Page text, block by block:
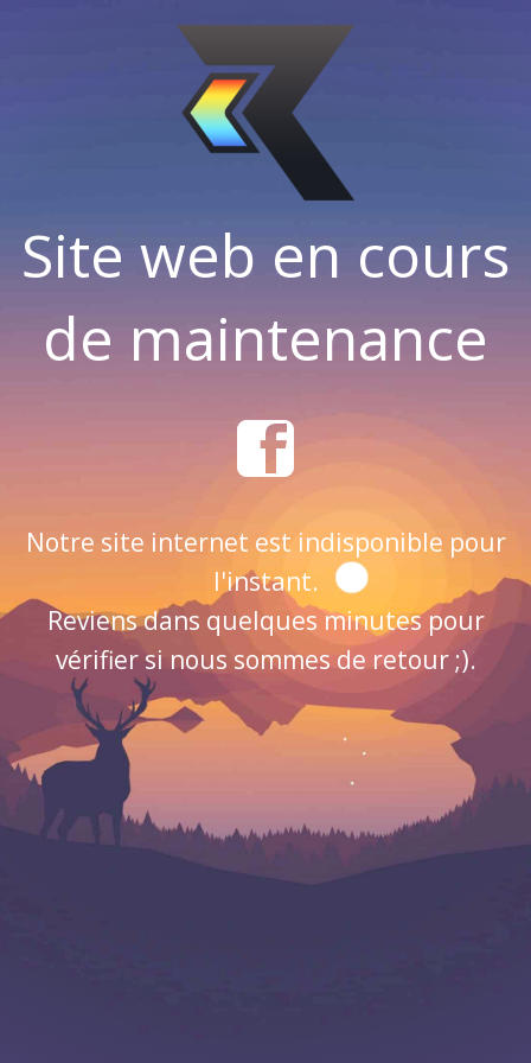
Site web en cours
de maintenance
Notre site internet est indisponible pour
l'instant.
Reviens dans quelques minutes pour
vérifier si nous sommes de retour ;).